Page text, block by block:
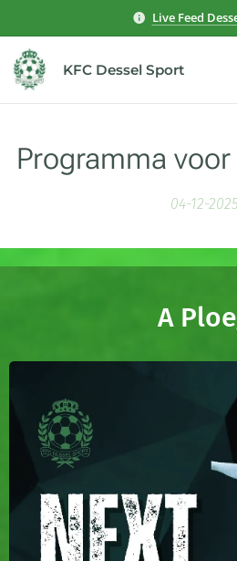
Live Feed
KFC Dessel Sport
Programma
04-12-2025
A